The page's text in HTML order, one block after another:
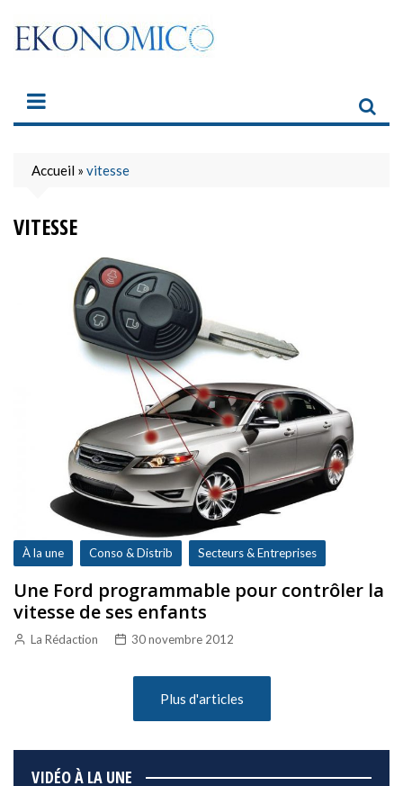
content
Accueil » vitesse
VITESSE
À la une Conso & Distrib Secteurs & Entreprises
Une Ford programmable pour contrôler la
vitesse de ses enfants
La Rédaction 30 novembre 2012
Plus d'articles
VIDÉO À LA UNE